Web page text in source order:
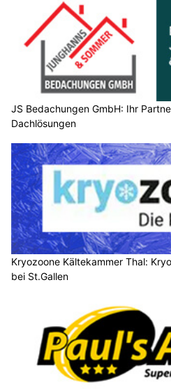
JS Bedachungen GmbH: Ihr
Dachlösungen
Kryozoone Kältekammer Thal:
bei St.Gallen